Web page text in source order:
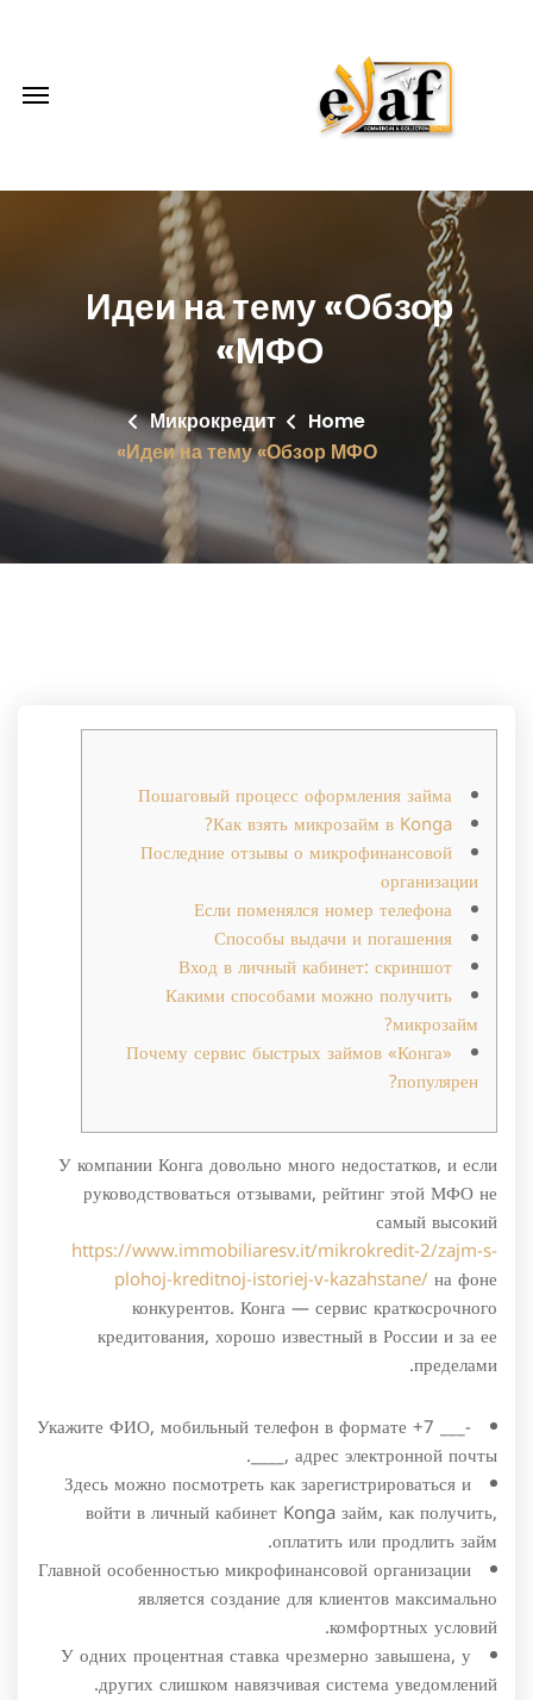
Идеи на тему «Обзор
МФО»
Home
Микрокредит
Идеи на тему «Обзор МФО»
Пошаговый процесс оформления займа
Как взять микрозайм в Konga?
Последние отзывы о микрофинансовой
организации
Если поменялся номер телефона
Способы выдачи и погашения
Вход в личный кабинет: скриншот
Какими способами можно получить
микрозайм?
Почему сервис быстрых займов «Конга»
популярен?
У компании Конга довольно много недостатков, и если
руководствоваться отзывами, рейтинг этой МФО не
самый высокий
https://www.immobiliaresv.it/mikrokredit-2/zajm-s-
plohoj-kreditnoj-istoriej-v-kazahstane/на фоне
конкурентов. Конга — сервис краткосрочного
кредитования, хорошо известный в России и за ее
пределами.
Укажите ФИО, мобильный телефон в формате +7 ___-
____, адрес электронной почты.
Здесь можно посмотреть как зарегистрироваться и
войти в личный кабинет Konga займ, как получить,
оплатить или продлить займ.
Главной особенностью микрофинансовой организации
является создание для клиентов максимально
комфортных условий.
У одних процентная ставка чрезмерно завышена, у
других слишком навязчивая система уведомлений.